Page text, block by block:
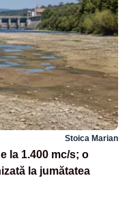
Stoica Marian
la 1.400 mc/s; o
la jumătatea